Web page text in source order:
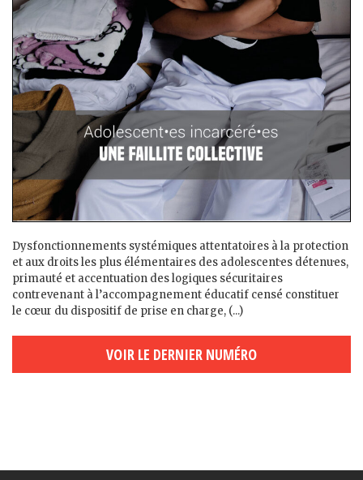
Dysfonctionnements systémiques attentatoires à la protection
et aux droits les plus élémentaires des adolescent·es détenu·es,
primauté et accentuation des logiques sécuritaires
contrevenant à l’accompagnement éducatif censé constituer
le cœur du dispositif de prise en charge, (...)
VOIR LE DERNIER NUMÉRO